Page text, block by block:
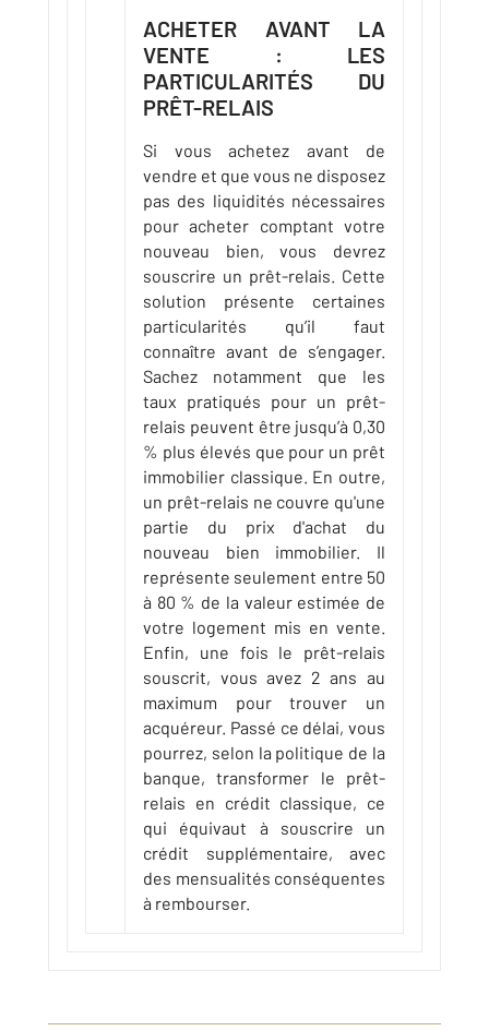
ACHETER AVANT LA
VENTE : LES
PARTICULARITÉS DU
PRÊT-RELAIS
Si vous achetez avant de
vendre et que vous ne disposez
pas des liquidités nécessaires
pour acheter comptant votre
nouveau bien, vous devrez
souscrire un prêt-relais. Cette
solution présente certaines
particularités qu’il faut
connaître avant de s’engager.
Sachez notamment que les
taux pratiqués pour un prêt-
relais peuvent être jusqu’à 0,30
% plus élevés que pour un prêt
immobilier classique. En outre,
un prêt-relais ne couvre qu'une
partie du prix d'achat du
nouveau bien immobilier. Il
représente seulement entre 50
à 80 % de la valeur estimée de
votre logement mis en vente.
Enfin, une fois le prêt-relais
souscrit, vous avez 2 ans au
maximum pour trouver un
acquéreur. Passé ce délai, vous
pourrez, selon la politique de la
banque, transformer le prêt-
relais en crédit classique, ce
qui équivaut à souscrire un
crédit supplémentaire, avec
des mensualités conséquentes
à rembourser.